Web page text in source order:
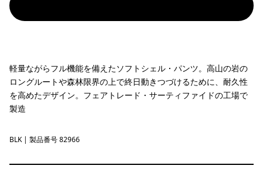
軽量ながらフル機能を備えたソフトシェル・パンツ。高山の岩の
ロングルートや森林限界の上で終日動きつづけるために、耐久性
を高めたデザイン。フェアトレード・サーティファイドの工場で
製造
Black
BLK | 製品番号 82966